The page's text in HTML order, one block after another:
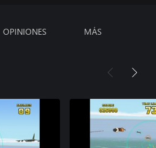
OPINIONES MÁS